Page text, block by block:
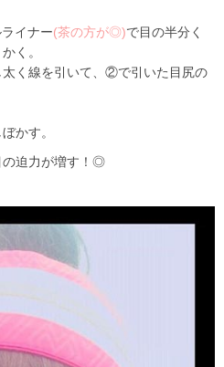
イナー(茶の方が◎)で目の半分く
く。
く線を引いて、②で引いた目尻の
かす。
の迫力が増す！◎